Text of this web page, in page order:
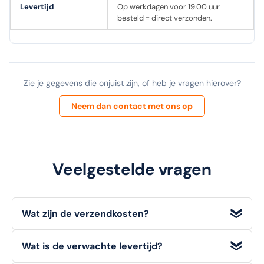
Levertijd
Op werkdagen voor 19.00 uur
besteld = direct verzonden.
Zie je gegevens die onjuist zijn, of heb je vragen hierover?
Neem dan contact met ons op
Veelgestelde vragen
Wat zijn de verzendkosten?
orderwaardevanaf €100 (excl. BTW)
. Voor bestellingen
onder dit bedrag geldt een standaard verzendtarief van
Wat is de verwachte levertijd?